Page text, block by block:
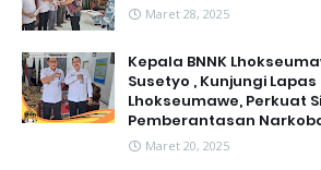
Maret 28, 2025
Kepala BNNK
Susetyo , Kunjungi Lapas
Lhokseumawe, Perkuat
Pemberantasan
Maret 20, 2025